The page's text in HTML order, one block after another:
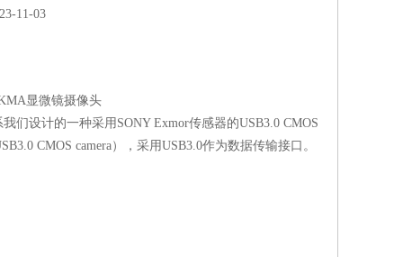
11-03
显微镜摄像头
我们设计的一种采用SONY Exmor传感器的USB3.0 CMOS
CMOS camera），采用USB3.0作为数据传输接口。